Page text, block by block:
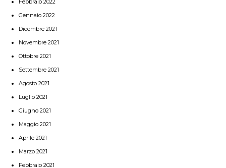
Febbraio 2022
Gennaio 2022
Dicembre 2021
Novembre 2021
Ottobre 2021
Settembre 2021
Agosto 2021
Luglio 2021
Giugno 2021
Maggio 2021
Aprile 2021
Marzo 2021
Febbraio 2021